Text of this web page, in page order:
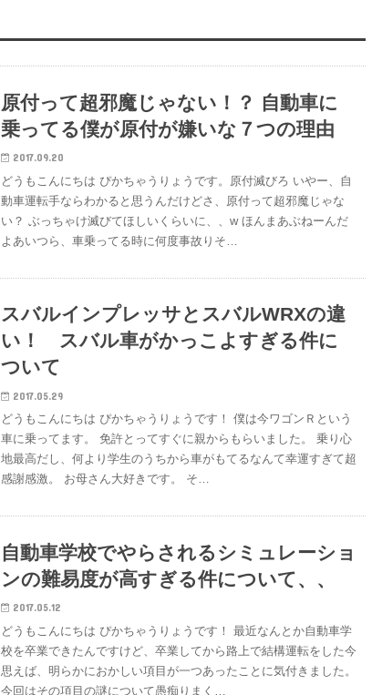
原付って超邪魔じゃない！？ 自動車に
乗ってる僕が原付が嫌いな７つの理由
2017.09.20
どうもこんにちは ぴかちゃうりょうです。原付滅びろ いやー、自
動車運転手ならわかると思うんだけどさ、原付って超邪魔じゃな
い？ ぶっちゃけ滅びてほしいくらいに、、w ほんまあぶねーんだ
よあいつら、車乗ってる時に何度事故りそ…
スバルインプレッサとスバルWRXの違
い！ スバル車がかっこよすぎる件に
ついて
2017.05.29
どうもこんにちは ぴかちゃうりょうです！ 僕は今ワゴンＲという
車に乗ってます。 免許とってすぐに親からもらいました。 乗り心
地最高だし、何より学生のうちから車がもてるなんて幸運すぎて超
感謝感激。 お母さん大好きです。 そ…
自動車学校でやらされるシミュレーショ
ンの難易度が高すぎる件について、、
2017.05.12
どうもこんにちは ぴかちゃうりょうです！ 最近なんとか自動車学
校を卒業できたんですけど、卒業してから路上で結構運転をした今
思えば、明らかにおかしい項目が一つあったことに気付きました。
今回はその項目の謎について愚痴りまく…